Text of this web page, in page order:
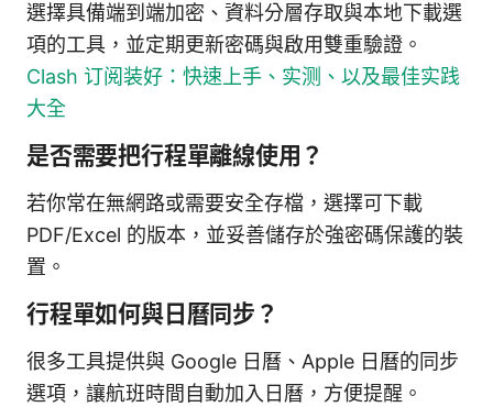
選擇具備端到端加密、資料分層存取與本地下載選
項的工具，並定期更新密碼與啟用雙重驗證。
Clash 订阅装好：快速上手、实测、以及最佳实践
大全
是否需要把行程單離線使用？
若你常在無網路或需要安全存檔，選擇可下載
PDF/Excel 的版本，並妥善儲存於強密碼保護的裝
置。
行程單如何與日曆同步？
很多工具提供與 Google 日曆、Apple 日曆的同步
選項，讓航班時間自動加入日曆，方便提醒。